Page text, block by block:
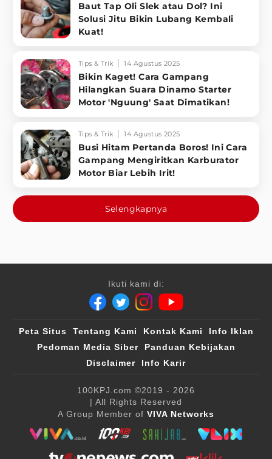
Baut Tap Oli Slek atau Dol? Ini
Solusi Jitu Bikin Lubang Kembali
Kuat!
Tips & Trik 14 Agustus 2025
Bikin Kaget! Cara Gampang
Hilangkan Suara Dinamo Starter
Motor 'Nguung' Saat Dimatikan!
Tips & Trik 14 Agustus 2025
Busi Hitam Pertanda Boros! Ini Cara
Gampang Mengiritkan Karburator
Motor Biar Lebih Irit!
Selengkapnya
Ikuti kami di:
Peta Situs Tentang Kami Kontak Kami
Info Iklan
Pedoman Media Siber
Panduan Kebijakan
Disclaimer
Info Karir
100KPJ.com ©2019 - 2026
| All Rights Reserved
A Group Member of VIVA Networks